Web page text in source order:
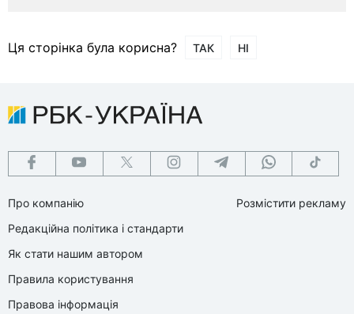
Ця сторінка була корисна? ТАК НІ
Про компанію
Редакційна політика і стандарти
Як стати нашим автором
Правила користування
Правова інформація
Розмістити рекламу